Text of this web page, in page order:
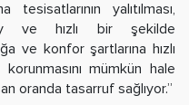
yalıtılması,
ve hızlı bir şekilde
ve konfor şartlarına hızlı
korunmasını mümkün hale
oranda tasarruf sağlıyor.”